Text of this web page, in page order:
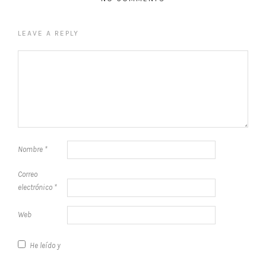
LEAVE A REPLY
Nombre *
Correo
electrónico *
Web
He leído y